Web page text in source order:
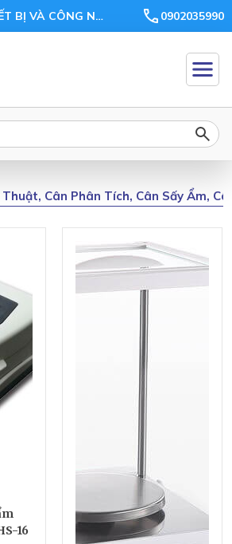
CÔNG TY TNHH THIẾT BỊ VÀ CÔNG NGHỆ CHÂU GIANG 0902035990
Thuật, Cân Phân Tích, Cân Sấy Ẩm,
16